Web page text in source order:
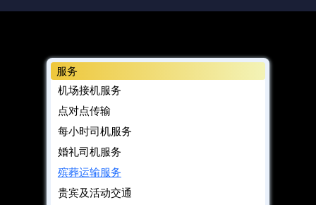
服务
机场接机服务
点对点传输
每小时司机服务
婚礼司机服务
殡葬运输服务
贵宾及活动交通